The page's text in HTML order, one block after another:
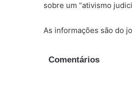
sobre um “ativismo
As informações são do
Comentários